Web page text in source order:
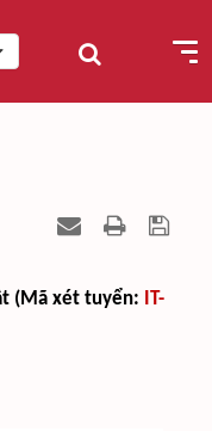
(Mã xét tuyển: IT-